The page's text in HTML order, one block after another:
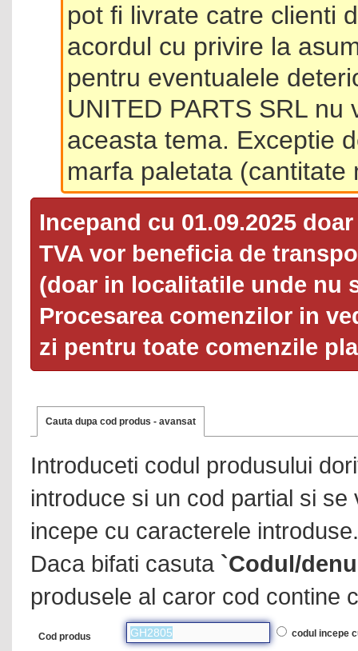
pot fi livrate catre clienti
acordul cu privire la
pentru eventualele
UNITED PARTS SRL
aceasta tema. Exceptie
marfa paletata (cantitate
Incepand cu 01.09.2025
TVA vor beneficia de
(doar in localitatile unde nu
Procesarea comenzilor in
zi pentru toate comenzile
Cauta dupa cod produs - avansat
Introduceti codul produsului
introduce si un cod partial si
incepe cu caracterele introduse.
Daca bifati casuta `Codul/
produsele al caror cod contine
Cod produs codul incepe